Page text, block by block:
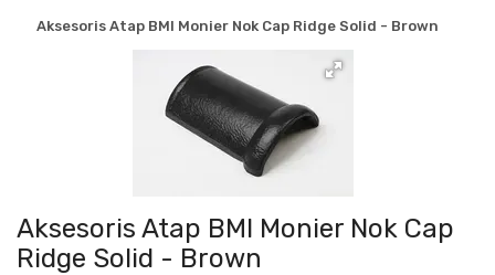
Atap & Rangka
Lem
Dinding
Cat dan Pelapis Dinding
Produk Teknikal & Kimia
Produk K3
Perlengkapan
Besi Beton & Wiremesh
Sistem Pengudaraan
Sistem Elektro
Sistem Penanggulangan Kebakaran
Peralatan Elektronik
Aksesoris Atap BMI Monier Nok Cap Ridge Solid - Brown
Aksesoris Atap BMI Monier Nok Cap
Ridge Solid - Brown